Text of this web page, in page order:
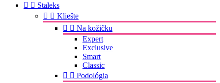
  Staleks
  Kliešte
  Na kožičku
Expert
Exclusive
Smart
Classic
  Podológia